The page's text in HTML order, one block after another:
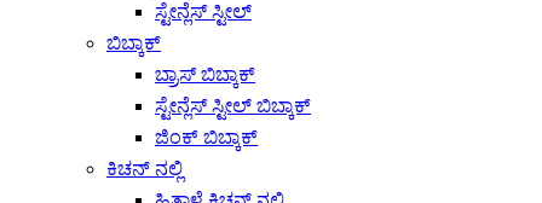
ಸ್ಟೇನ್ಲೆಸ್ ಸ್ಟೀಲ್
ಬಿಬ್ಕಾಕ್
ಬ್ರಾಸ್ ಬಿಬ್ಕಾಕ್
ಸ್ಟೇನ್ಲೆಸ್ ಸ್ಟೀಲ್ ಬಿಬ್ಕಾಕ್
ಜಿಂಕ್ ಬಿಬ್ಕಾಕ್
ಕಿಚನ್ ನಲ್ಲಿ